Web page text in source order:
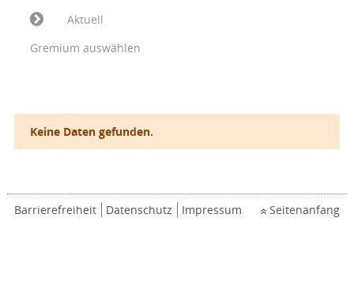
Aktuell
Gremium auswählen
Keine Daten gefunden.
Barrierefreiheit Datenschutz Impressum Seitenanfang